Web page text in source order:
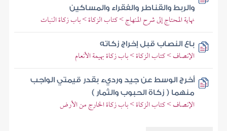
والربط والقناطر والفقراء والمساكين
نهاية المحتاج إلى شرح المنهاج > كتاب الزكاة > باب زكاة النبات
باع النصاب قبل إخراج زكاته
الإنصاف > كتاب الزكاة > باب زكاة بهيمة الأنعام
أخرج الوسط عن جيد ورديء بقدر قيمتي الواجب
منهما ( زكاة الحبوب والثمار )
الإنصاف > كتاب الزكاة > باب زكاة الخارج من الأرض